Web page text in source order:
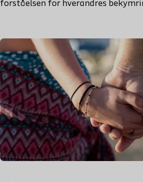
forståelsen for hverandres